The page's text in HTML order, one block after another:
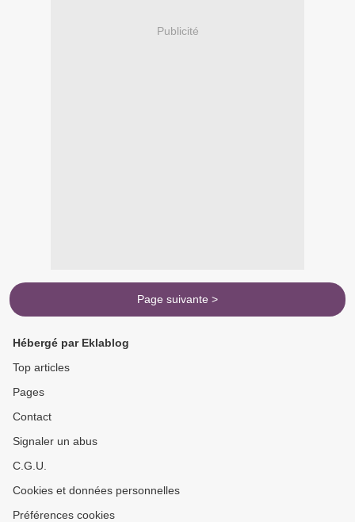
Publicité
Page suivante >
Hébergé par Eklablog
Top articles
Pages
Contact
Signaler un abus
C.G.U.
Cookies et données personnelles
Préférences cookies